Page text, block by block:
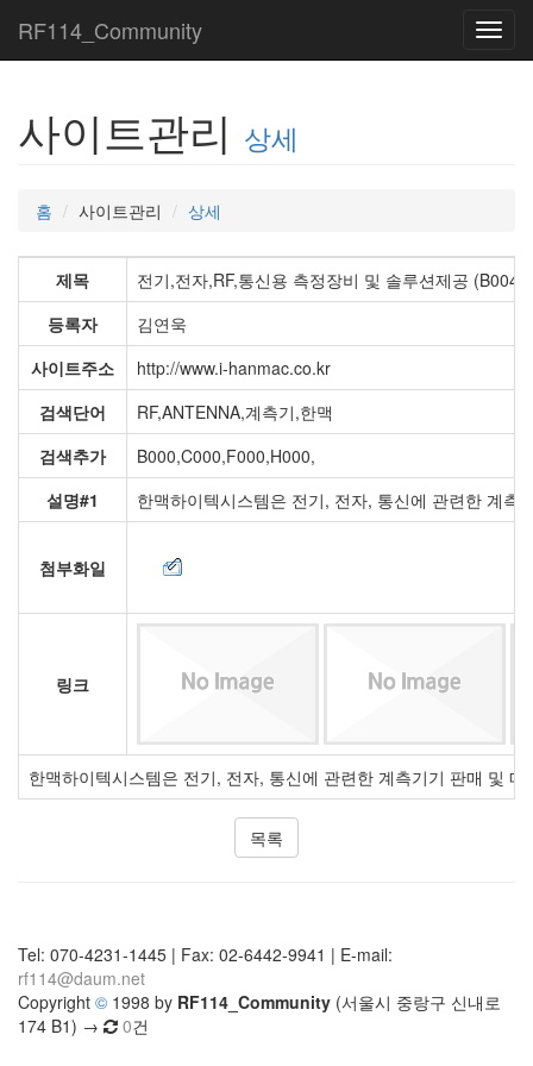
RF114_Community
사이트관리 상세
홈 사이트관리 상세
제목
전기,전자,RF,통신용 측정장비 및 솔루션제공
등록자
김연욱
사이트주소
http://www.i-hanmac.co.kr
검색단어
RF,ANTENNA,계측기,한맥
검색추가
B000,C000,F000,H000,
설명#1
한맥하이텍시스템은 전기, 전자, 통신에 관련한 계측
첨부화일
링크
한맥하이텍시스템은 전기, 전자, 통신에 관련한 계측기기 판매 및
목록
Tel: 070-4231-1445 | Fax: 02-6442-9941 | E-mail:
rf114@daum.net
Copyright © 1998 by RF114_Community (서울시 중랑구 신내로
174 B1) →
0건